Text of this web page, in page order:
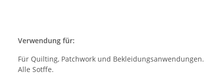
Verwendung für:
Für Quilting, Patchwork und Bekleidungsanwendungen.
Alle Sotffe.